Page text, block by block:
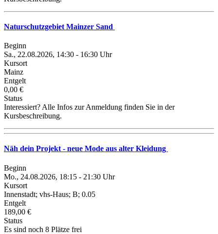
Naturschutzgebiet Mainzer Sand
Beginn
Sa., 22.08.2026, 14:30 - 16:30 Uhr
Kursort
Mainz
Entgelt
0,00 €
Status
Interessiert? Alle Infos zur Anmeldung finden Sie in der
Kursbeschreibung.
Näh dein Projekt - neue Mode aus alter Kleidung
Beginn
Mo., 24.08.2026, 18:15 - 21:30 Uhr
Kursort
Innenstadt; vhs-Haus; B; 0.05
Entgelt
189,00 €
Status
Es sind noch 8 Plätze frei